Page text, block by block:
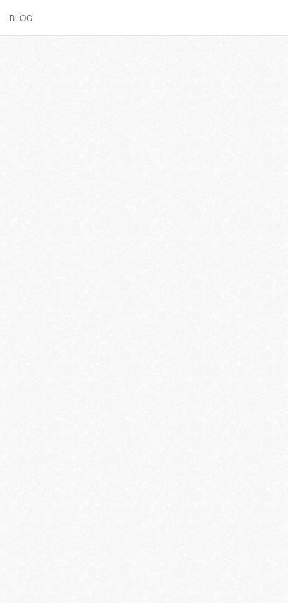
BLOG